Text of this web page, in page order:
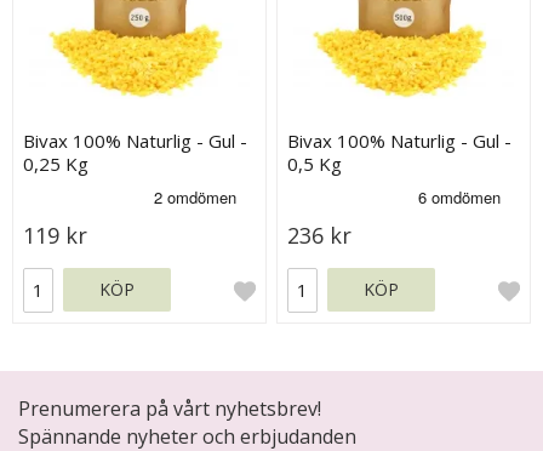
Bivax 100% Naturlig - Gul -
0,25 Kg
119 kr
KÖP
Bivax 100% Naturlig - Gul -
0,5 Kg
236 kr
KÖP
Prenumerera på vårt nyhetsbrev!
Spännande nyheter och erbjudanden